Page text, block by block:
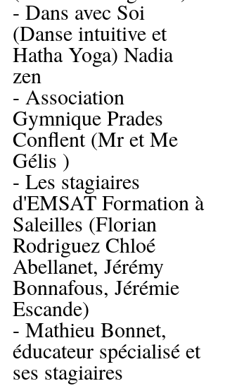
- Dans avec Soi
(Danse intuitive et
Hatha Yoga) Nadia
zen
- Association
Gymnique Prades
Conflent (Mr et Me
Gélis )
- Les stagiaires
d'EMSAT Formation à
Saleilles (Florian
Rodriguez Chloé
Abellanet, Jérémy
Bonnafous, Jérémie
Escande)
- Mathieu Bonnet,
éducateur spécialisé et
ses stagiaires